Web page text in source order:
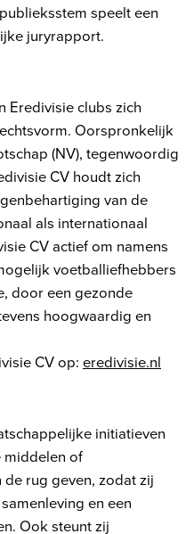
speelt een
juryrapport.
Eredivisie clubs zich
Oorspronkelijk
(NV), tegenwoordig
CV houdt zich
van de
als internationaal
CV actief om namens
voetballiefhebbers
door een gezonde
hoogwaardig en
CV op: eredivisie.nl
initiatieven
middelen of
rug geven, zodat zij
en een
Ook steunt zij